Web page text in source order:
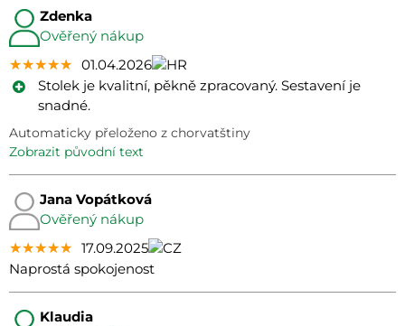
Zdenka
Ověřený nákup
★★★★★
★★★★★
★★★★★ 01.04.2026
Stolek je kvalitní, pěkně zpracovaný. Sestavení je
snadné.
Automaticky přeloženo z chorvatštiny
zobrazit původní text
Jana Vopátková
Ověřený nákup
★★★★★
★★★★★
★★★★★ 17.09.2025
Naprostá spokojenost
Klaudia